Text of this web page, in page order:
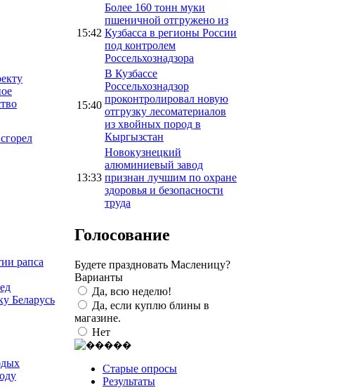
рапса
Беларусь
15:42
Более 160 тонн муки
пшеничной отгружено из
Кузбасса в регионы России
под контролем
Россельхознадзора
15:40
В Кузбассе
Россельхознадзор
проконтролировал новую
отгрузку лесоматериалов
из хвойных пород в
Кыргызстан
13:33
Новокузнецкий
алюминиевый завод
признан лучшим по охране
здоровья и безопасности
труда
Голосование
Будете праздновать Масленицу?
Варианты
Да, всю неделю!
Да, если куплю блины в
магазине.
Нет
Старые опросы
Результаты